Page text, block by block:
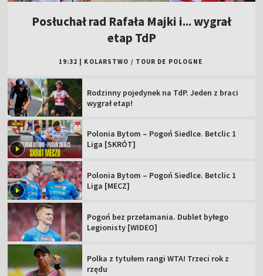
Posłuchał rad Rafała Majki i... wygrał
etap TdP
19:32 | KOLARSTWO / TOUR DE POLOGNE
Rodzinny pojedynek na TdP. Jeden z braci
wygrał etap!
Polonia Bytom – Pogoń Siedlce. Betclic 1
Liga [SKRÓT]
Polonia Bytom – Pogoń Siedlce. Betclic 1
Liga [MECZ]
Pogoń bez przełamania. Dublet byłego
Legionisty [WIDEO]
Polka z tytułem rangi WTA! Trzeci rok z
rzędu